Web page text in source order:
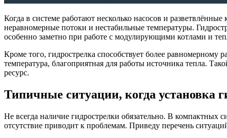
Когда в системе работают несколько насосов и
неравномерные потоки и нестабильные температуры.
особенно заметно при работе с модулирующими котлами и
Кроме того, гидрострелка способствует более равномерному
температура, благоприятная для работы источника тепла.
ресурс.
Типичные ситуации, когда установка
Не всегда наличие гидрострелки обязательно. В
отсутствие приводит к проблемам. Приведу перечень